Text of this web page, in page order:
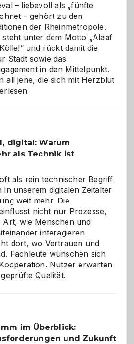
– liebevoll als „fünfte
– gehört zu den
der Rheinmetropole.
steht unter dem Motto „Alaaf
und rückt damit die
Stadt sowie das
in den Mittelpunkt.
all jene, die sich mit Herzblut
digital: Warum
als Technik ist
als rein technischer Begriff
in unserem digitalen Zeitalter
weit mehr. Die
nicht nur Prozesse,
Art, wie Menschen und
interagieren.
dort, wo Vertrauen und
Fachleute wünschen sich
Nutzer erwarten
Qualität.
im Überblick:
und Zukunft